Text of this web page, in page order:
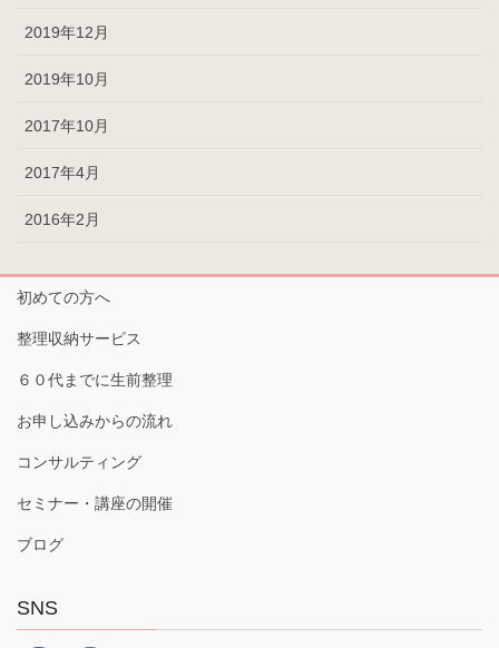
2019年12月
2019年10月
2017年10月
2017年4月
2016年2月
初めての方へ
整理収納サービス
６０代までに生前整理
お申し込みからの流れ
コンサルティング
セミナー・講座の開催
ブログ
SNS